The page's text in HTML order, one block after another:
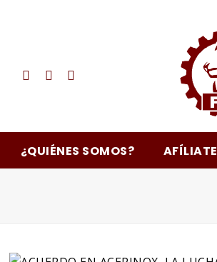
TwitterFacebook
¿QUIÉNES SOMOS? AFÍLIATE